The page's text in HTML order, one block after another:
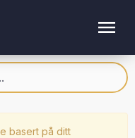
basert på ditt